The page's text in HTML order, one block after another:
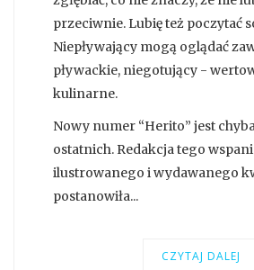
przeciwnie. Lubię też poczytać
Niepływający mogą oglądać
pływackie, niegotujący -
kulinarne.
Nowy numer “Herito” jest
ostatnich. Redakcja tego
ilustrowanego i wydawanego
postanowiła...
CZYTAJ DALEJ